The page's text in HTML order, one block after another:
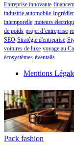
Entreprise innovante
industrie automobile
intemporelle moteurs
de poids projet d’entreprise
SEO Stratégie d'entreprise
voitures de luxe voyage au
écosystèmes éventails
Mentions
Pack fashion